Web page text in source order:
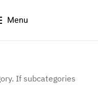
Menu
If subcategories